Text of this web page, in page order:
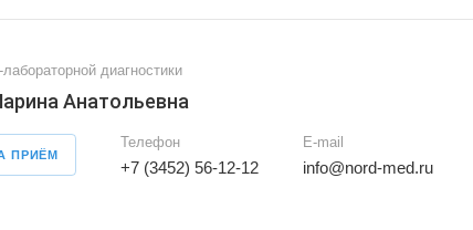
диагностики
Анатольевна
ПРИЁМ
Телефон
+7 (3452) 56-12-12
E-mail
info@nord-med.ru